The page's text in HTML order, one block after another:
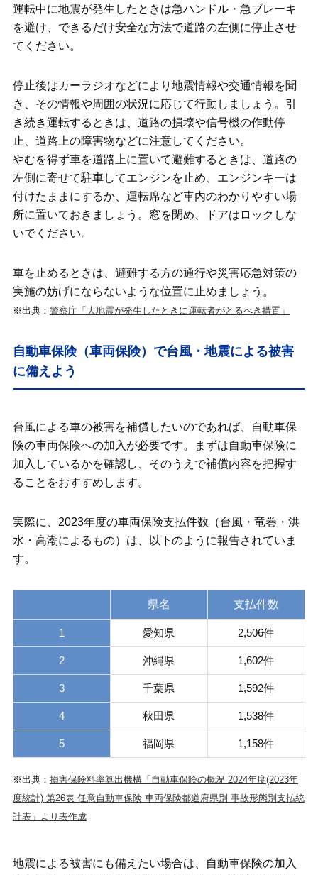
運転中に地震が発生したときは急ハンドル・急ブレーキ
を避け、できるだけ安全な方法で道路の左側に停止させ
てください。
停止後はカーラジオなどにより地震情報や交通情報を聞
き、その情報や周囲の状況に応じて行動しましょう。引
き続き運転するときは、道路の損壊や信号機の作動停
止、道路上の障害物などに注意してください。
やむを得ず車を道路上に置いて避難するときは、道路の
左側に寄せて駐車してエンジンを止め、エンジンキーは
付けたままにするか、運転席など車内のわかりやすい場
所に置いておきましょう。窓を閉め、ドアはロックしな
いでください。
車を止めるときは、避難する方の通行や災害応急対策の
実施の妨げにならないような位置に止めましょう。
※出典： 警察庁「大地震が発生したときに運転者がとるべき措置」
自動車保険（車両保険）で台風・地震による被害
に備えよう
台風による車の被害を補償したいのであれば、自動車保
険の車両保険への加入が必要です。まずは自動車保険に
加入しているかを確認し、そのうえで補償内容を把握す
ることをおすすめします。
実際に、2023年度の車両保険支払件数（台風・竜巻・洪
水・高潮によるもの）は、以下のように報告されていま
す。
県名 支払件数
1 愛知県 2,506件
2 沖縄県 1,602件
3 千葉県 1,592件
4 秋田県 1,538件
5 福岡県 1,158件
※出典： 損害保険料率算出機構「自動車保険の概況 2024年度(2023年
度統計) 第26表 任意自動車保険 車両保険都道府県別 事故形態別支払統
計表」より表作成
地震による被害にも備えたい場合は、自動車保険の加入